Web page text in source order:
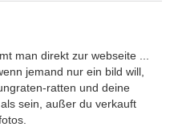
man direkt zur webseite ...
jemand nur ein bild will,
ratten und deine
sein, außer du verkauft